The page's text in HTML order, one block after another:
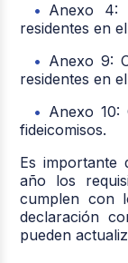
Anexo 4:
residentes en
Anexo 9:
residentes en
Anexo 10:
fideicomisos.
Es importante
año los
cumplen con
declaración
pueden